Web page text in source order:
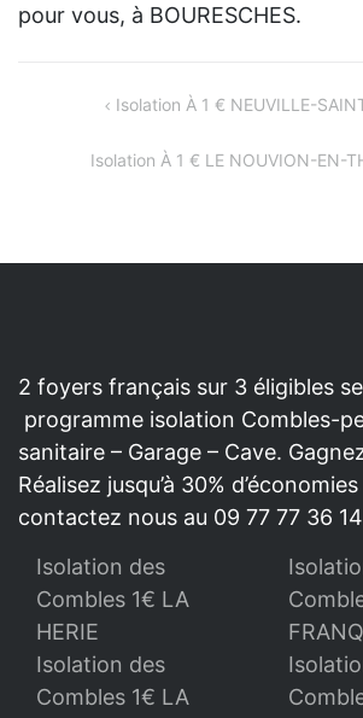
pour vous, à BOURESCHES.
NAVIGATION
L’ARTICLE
Isolation À 1 € NEUVILLE-
Isolation À 1 € LE NOUVION-EN-
2 foyers français sur 3 éligibles
programme isolation Combles-
sanitaire – Garage – Cave.
Réalisez jusqu’à 30%
contactez nous au 09 77 77 36 14
Isolation des
Combles 1€ LA
HERIE
Isolation des
Combles 1€ LA